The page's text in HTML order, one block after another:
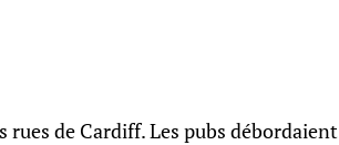
rues de Cardiff. Les pubs débordaient